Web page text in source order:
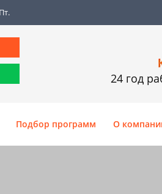
24 год
Подбор программ О